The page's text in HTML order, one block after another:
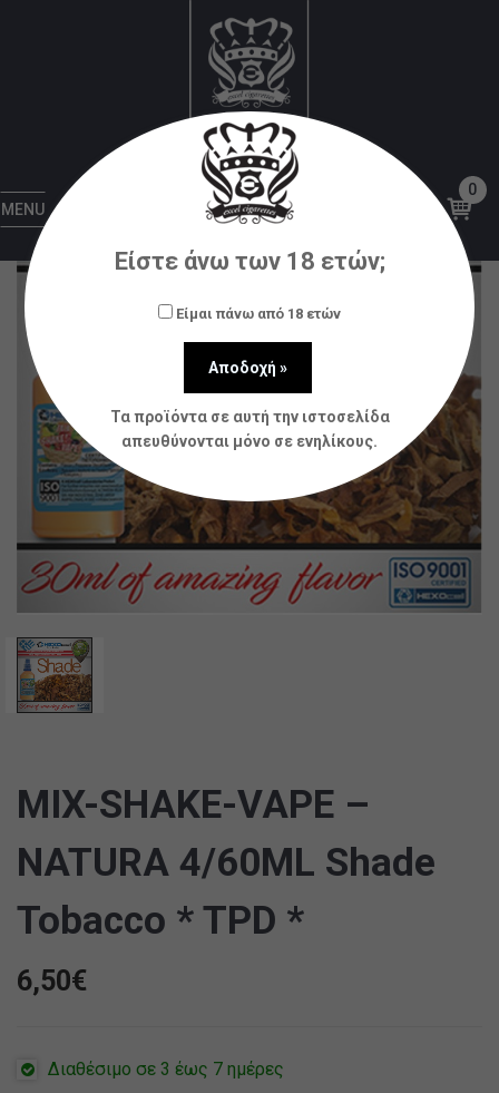
MENU
0
Υγρά αναπλήρωσης (flavorshots)
MIX-SHAKE-VAPE – NATURA 4/60ML Shade
Tobacco * TPD *
MIX-SHAKE-VAPE –
NATURA 4/60ML Shade
Tobacco * TPD *
6,50€
Διαθέσιμο σε 3 έως 7 ημέρες
Είστε άνω των 18 ετών;
Είμαι πάνω από 18 ετών
Τα προϊόντα σε αυτή την ιστοσελίδα
απευθύνονται μόνο σε ενηλίκους.